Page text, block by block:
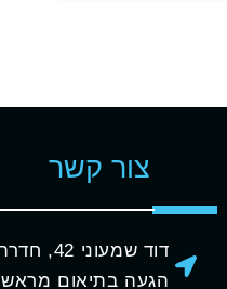
צור קשר
דוד שמעוני 42, חדרה
הגעה בתיאום מראש